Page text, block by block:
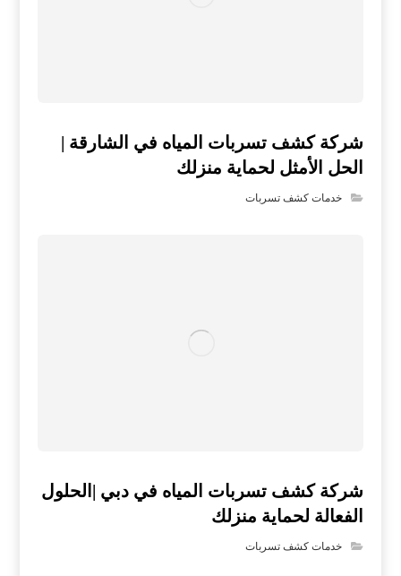
شركة كشف تسربات المياه في الشارقة |
الحل الأمثل لحماية منزلك
خدمات كشف تسربات
شركة كشف تسربات المياه في دبي |الحلول
الفعالة لحماية منزلك
خدمات كشف تسربات